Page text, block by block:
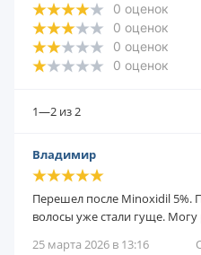
0 оценок
0 оценок
0 оценок
0 оценок
1—2 из 2
Владимир
Перешел после Minoxidil 5%.
волосы уже стали гуще.
25 марта 2026 в 13:16